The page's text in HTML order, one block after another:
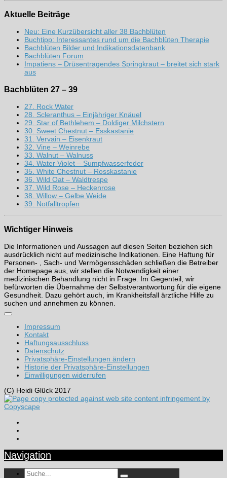
Aktuelle Beiträge
Neu: Eine Kurzübersicht aller 38 Bachblüten
Buchtipp: Interessantes rund um die Bachblüten Therapie
Bachblüten Bilder und Indikationsdatenbank
Bachblüten Forum
Impatiens – Drüsentragendes Springkraut – breitet sich stark
aus
Bachblüten 27 – 39
27. Rock Water
28. Scleranthus – Einjähriger Knäuel
29. Star of Bethlehem – Doldiger Milchstern
30. Sweet Chestnut – Esskastanie
31. Vervain – Eisenkraut
32. Vine – Weinrebe
33. Walnut – Walnuss
34. Water Violet – Sumpfwasserfeder
35. White Chestnut – Rosskastanie
36. Wild Oat – Waldtrespe
37. Wild Rose – Heckenrose
38. Willow – Gelbe Weide
39. Notfalltropfen
Wichtiger Hinweis
Die Informationen und Aussagen auf diesen Seiten beziehen sich
ausdrücklich nicht auf medizinische Indikationen. Eine Haftung für
Personen- , Sach- und Vermögensschäden schließen die Betreiber
der Homepage aus, wir stellen die Notwendigkeit einer
medizinischen Behandlung nicht in Frage. Im Gegenteil, wir
befürworten die Übernahme der Selbstverantwortung für die eigene
Gesundheit. Dazu gehört auch, im Krankheitsfall ärztliche Hilfe zu
suchen und annehmen zu können.
Impressum
Kontakt
Haftungsausschluss
Datenschutz
Privatsphäre-Einstellungen ändern
Historie der Privatsphäre-Einstellungen
Einwilligungen widerrufen
(C) Heidi Glück 2017
Navigation